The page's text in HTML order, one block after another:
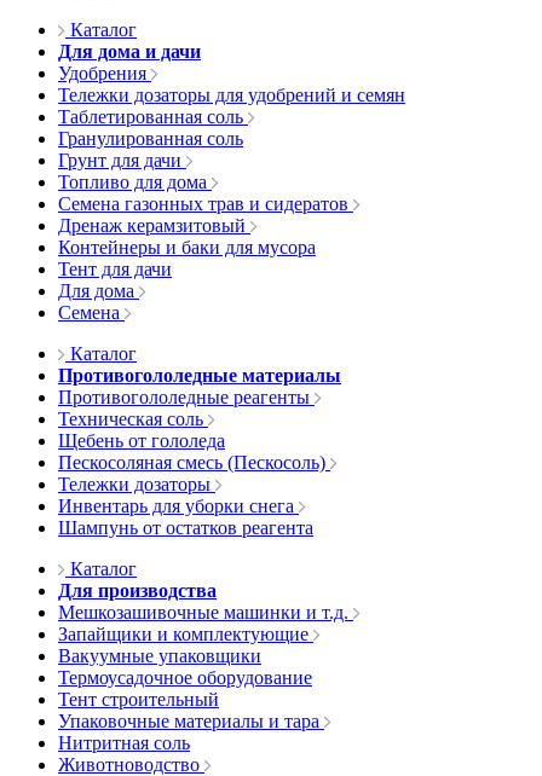
Каталог
Для дома и дачи
Удобрения
Тележки дозаторы для удобрений и семян
Таблетированная соль
Гранулированная соль
Грунт для дачи
Топливо для дома
Семена газонных трав и сидератов
Дренаж керамзитовый
Контейнеры и баки для мусора
Тент для дачи
Для дома
Семена
Каталог
Противогололедные материалы
Противогололедные реагенты
Техническая соль
Щебень от гололеда
Пескосоляная смесь (Пескосоль)
Тележки дозаторы
Инвентарь для уборки снега
Шампунь от остатков реагента
Каталог
Для производства
Мешкозашивочные машинки и т.д.
Запайщики и комплектующие
Вакуумные упаковщики
Термоусадочное оборудование
Тент строительный
Упаковочные материалы и тара
Нитритная соль
Животноводство